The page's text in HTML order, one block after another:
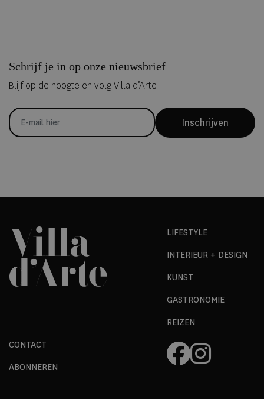
Schrijf je in op onze nieuwsbrief
Blijf op de hoogte en volg Villa d’Arte
Inschrijven
LIFESTYLE
INTERIEUR + DESIGN
KUNST
GASTRONOMIE
REIZEN
CONTACT
ABONNEREN